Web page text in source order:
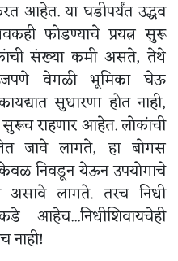
आहेत. या घडीपर्यंत उद्धव
फोडण्याचे प्रयत्न सुरू
संख्या कमी असते, तेथे
वेगळी भूमिका घेऊ
सुधारणा होत नाही,
राहणार आहेत. लोकांची
जावे लागते, हा बोगस
निवडून येऊन उपयोगाचे
असावे लागते. तरच निधी
आहेच...निधीशिवायचेही
नाही!